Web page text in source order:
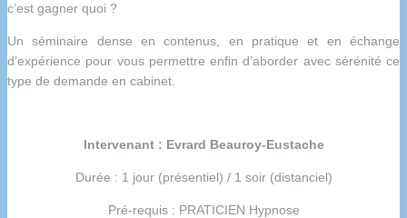
c’est gagner quoi ?
Un séminaire dense en contenus, en pratique et en échange
d’expérience pour vous permettre enfin d’aborder avec sérénité ce
type de demande en cabinet.
Intervenant : Evrard Beauroy-Eustache
Durée : 1 jour (présentiel) / 1 soir (distanciel)
Pré-requis : PRATICIEN Hypnose